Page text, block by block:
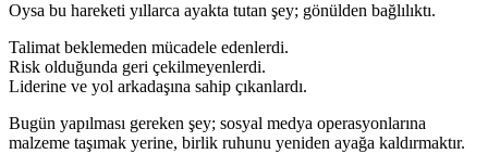
Oysa bu hareketi yıllarca ayakta tutan şey; gönülden bağlılıktı.
Talimat beklemeden mücadele edenlerdi.
Risk olduğunda geri çekilmeyenlerdi.
Liderine ve yol arkadaşına sahip çıkanlardı.
Bugün yapılması gereken şey; sosyal medya operasyonlarına
malzeme taşımak yerine, birlik ruhunu yeniden ayağa kaldırmaktır.